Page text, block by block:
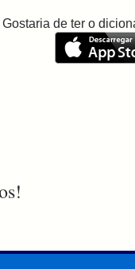
Gostaria de ter o